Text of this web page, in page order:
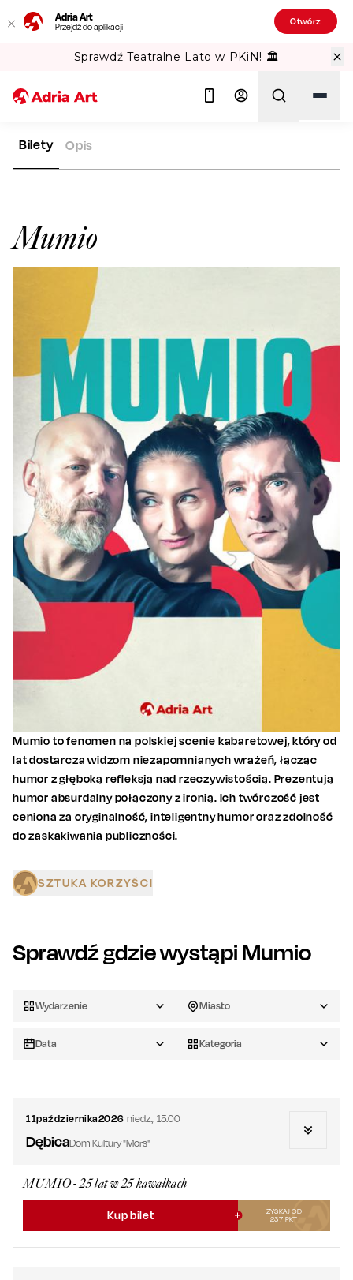
Adria Art
Przejdź do aplikacji Otwórz
Sprawdź Teatralne Lato w PKiN! 🏛️
ADRIA ART
Mumio
Bilety Opis
Mumio to fenomen na polskiej scenie kabaretowej, który od
lat dostarcza widzom niezapomnianych wrażeń, łącząc
humor z głęboką refleksją nad rzeczywistością. Prezentują
humor absurdalny połączony z ironią. Ich twórczość jest
ceniona za oryginalność, inteligentny humor oraz zdolność
do zaskakiwania publiczności.
SZTUKA KORZYŚCI
Sprawdź gdzie wystąpi Mumio
Wydarzenie Miasto
Data Kategoria
11października2026 niedz.,15.00
DębicaDom Kultury "Mors"
MUMIO - 25 lat w 25 kawałkach
Kup bilet
ZYSKAJ OD
237 PKT